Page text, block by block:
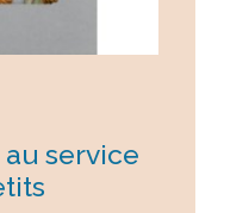
service